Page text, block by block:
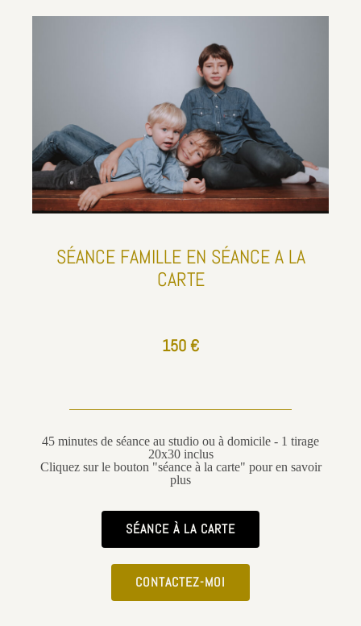
SÉANCE FAMILLE EN SÉANCE A LA
CARTE
150 €
45 minutes de séance au studio ou à domicile - 1 tirage
20x30 inclus
Cliquez sur le bouton "séance à la carte" pour en savoir
plus
SÉANCE À LA CARTE
CONTACTEZ-MOI